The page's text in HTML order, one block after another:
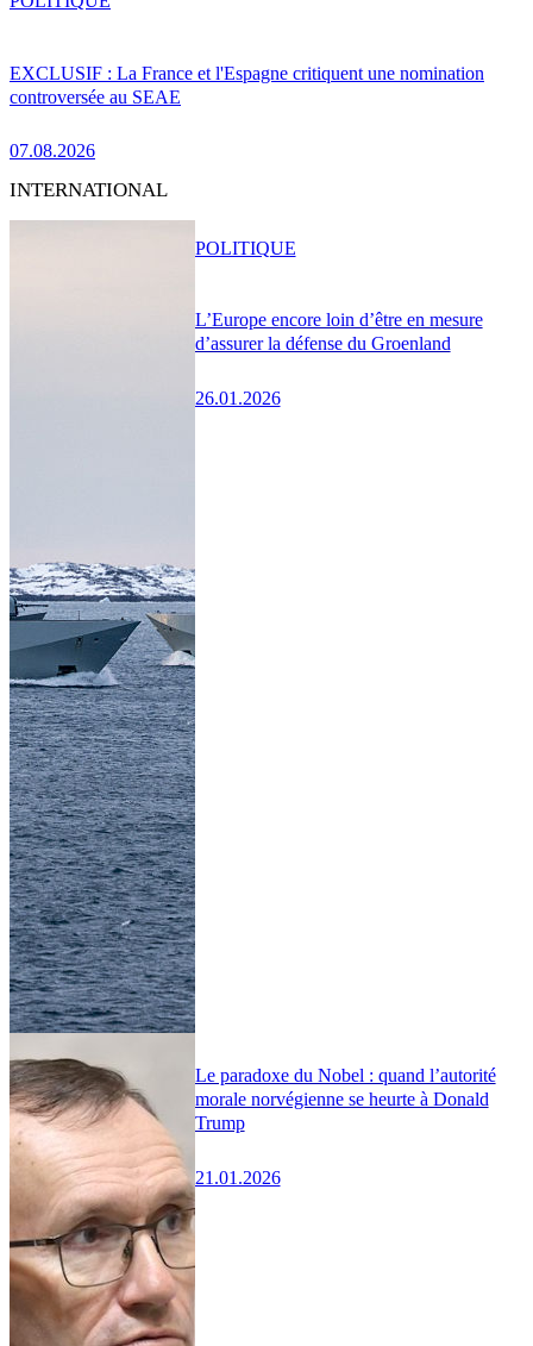
EXCLUSIF : La France et l'Espagne critiquent une nomination
controversée au SEAE
07.08.2026
INTERNATIONAL
L’Europe encore loin d’être en mesure
d’assurer la défense du Groenland
26.01.2026
POLITIQUE
Le paradoxe du Nobel : quand l’autorité
morale norvégienne se heurte à Donald
Trump
21.01.2026